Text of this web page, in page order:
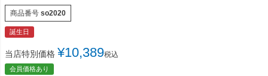
商品番号 so2020
誕生日
当店特別価格 ¥10,389税込
会員価格あり